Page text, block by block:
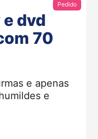
Pedido
dvd
70
e apenas
e